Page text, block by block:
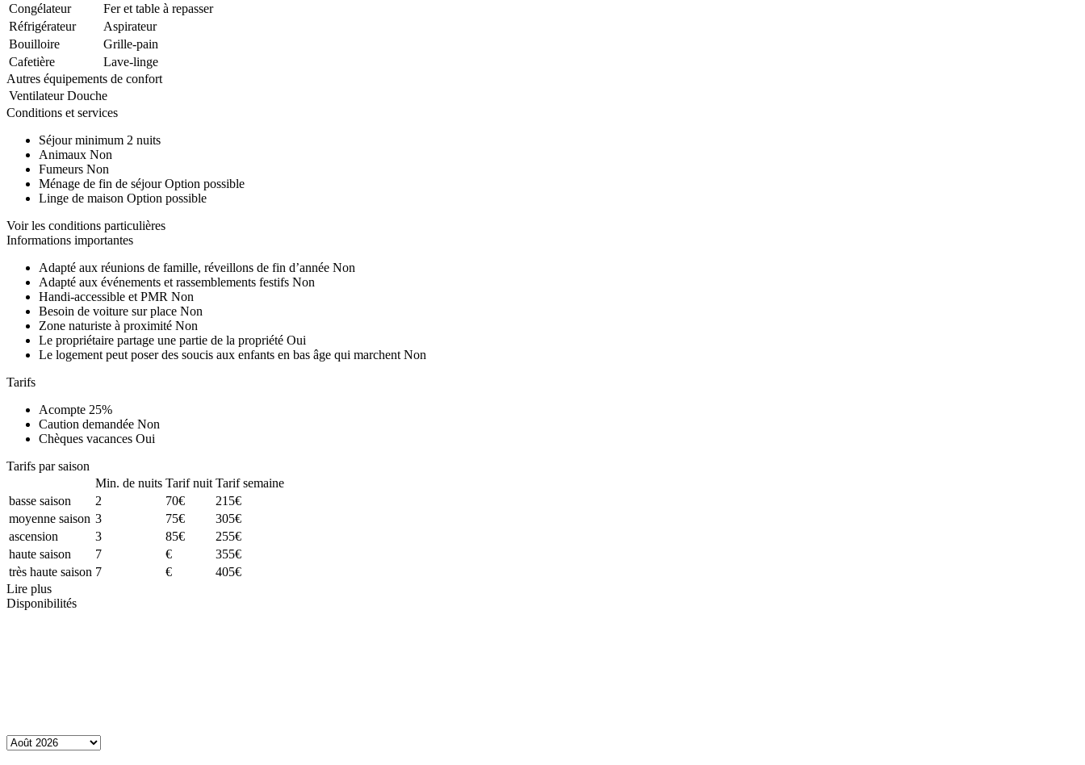
Congélateur
Fer et table à repasser
Réfrigérateur
Aspirateur
Bouilloire
Grille-pain
Cafetière
Lave-linge
Autres équipements de confort
Ventilateur Douche
Conditions et services
Séjour minimum 2 nuits
Animaux Non
Fumeurs Non
Ménage de fin de séjour Option possible
Linge de maison Option possible
Voir les conditions particulières
Informations importantes
Adapté aux réunions de famille, réveillons de fin d’année Non
Adapté aux événements et rassemblements festifs Non
Handi-accessible et PMR Non
Besoin de voiture sur place Non
Zone naturiste à proximité Non
Le propriétaire partage une partie de la propriété Oui
Le logement peut poser des soucis aux enfants en bas âge qui marchent Non
Tarifs
Acompte 25%
Caution demandée Non
Chèques vacances Oui
Tarifs par saison
Min. de nuits Tarif nuit Tarif semaine
basse saison
2 70€
215€
moyenne saison 3 75€
305€
ascension
3 85€
255€
haute saison
7 €
355€
très haute saison 7 €
405€
Lire plus
Disponibilités